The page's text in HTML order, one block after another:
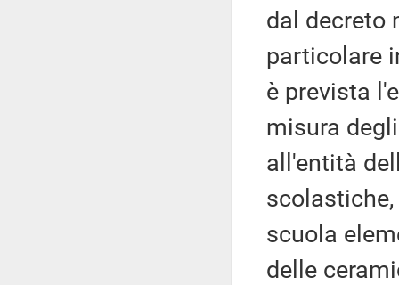
dal decreto
particolare
è prevista
misura
all'entità
scuola
delle